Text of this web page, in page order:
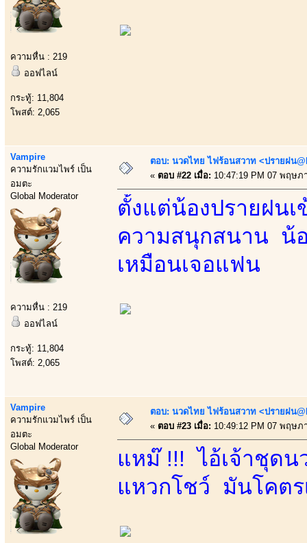
ความหื่น : 219
ออฟไลน์
กระทู้: 11,804
โพสต์: 2,065
Vampire
ความรักแวมไพร์ เป็น
อมตะ
Global Moderator
ความหื่น : 219
ออฟไลน์
กระทู้: 11,804
โพสต์: 2,065
ตอบ: นวดไทย ไฟร้อนสวาท <ปรายฝน
« ตอบ #22 เมื่อ: 10:47:19 PM 07 พฤษภ
ตั้งแต่น้องปรายฝน
ความสนุกสนาน น้
เหมือนเจอแฟน
Vampire
ความรักแวมไพร์ เป็น
อมตะ
Global Moderator
ตอบ: นวดไทย ไฟร้อนสวาท <ปรายฝน
« ตอบ #23 เมื่อ: 10:49:12 PM 07 พฤษภ
แหม๊ !!! ไอ้เจ้าชุด
แหวกโชว์ มันโคตร